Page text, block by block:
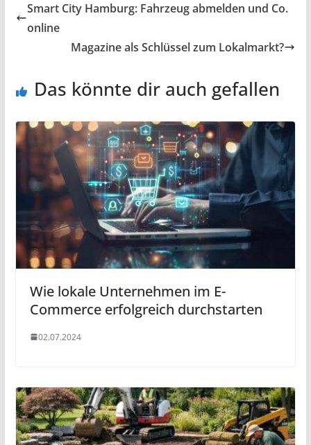
Smart City Hamburg: Fahrzeug abmelden und Co.
online
Magazine als Schlüssel zum Lokalmarkt?
Das könnte dir auch gefallen
Wie lokale Unternehmen im E-
Commerce erfolgreich durchstarten
02.07.2024